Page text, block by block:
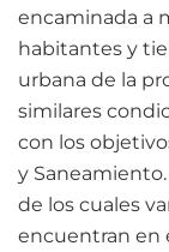
encaminada a
habitantes y
urbana de la
similares
con los
y
de los cuales
encuentran en